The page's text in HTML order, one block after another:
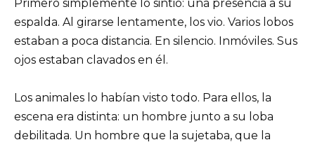
Primero simplemente lo sintió: una presencia a su
espalda. Al girarse lentamente, los vio. Varios lobos
estaban a poca distancia. En silencio. Inmóviles. Sus
ojos estaban clavados en él.
Los animales lo habían visto todo. Para ellos, la
escena era distinta: un hombre junto a su loba
debilitada. Un hombre que la sujetaba, que la